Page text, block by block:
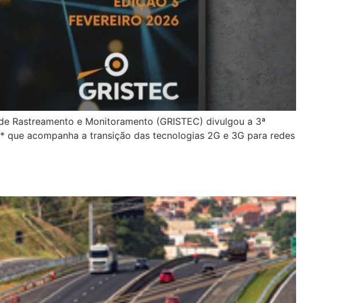
Rastreamento e Monitoramento (GRISTEC) divulgou a 3ª
acompanha a transição das tecnologias 2G e 3G para redes